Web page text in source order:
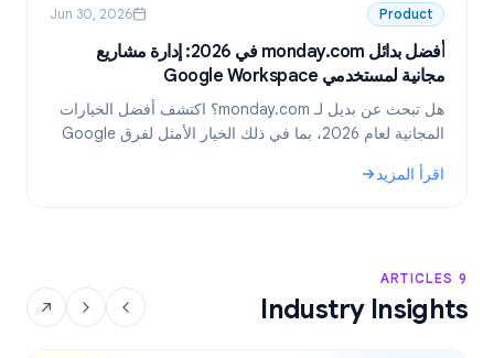
Product
Jun 30, 2026
أفضل بدائل monday.com في 2026: إدارة مشاريع
مجانية لمستخدمي Google Workspace
هل تبحث عن بديل لـ monday.com؟ اكتشف أفضل الخيارات
المجانية لعام 2026، بما في ذلك الخيار الأمثل لفرق Google
اقرأ المزيد
: أفضل بدائل monday.com في 2026: إدارة مشاريع مجانية لمستخدمي Google Workspace
9 ARTICLES
Industry Insights